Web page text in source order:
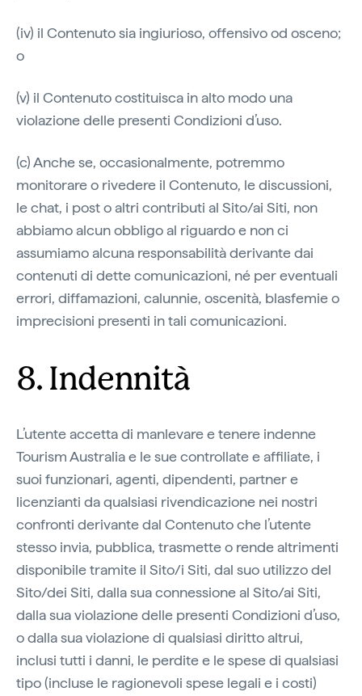
(iv) il Contenuto sia ingiurioso, offensivo od osceno;
o
(v) il Contenuto costituisca in alto modo una
violazione delle presenti Condizioni d’uso.
(c) Anche se, occasionalmente, potremmo
monitorare o rivedere il Contenuto, le discussioni,
le chat, i post o altri contributi al Sito/ai Siti, non
abbiamo alcun obbligo al riguardo e non ci
assumiamo alcuna responsabilità derivante dai
contenuti di dette comunicazioni, né per eventuali
errori, diffamazioni, calunnie, oscenità, blasfemie o
imprecisioni presenti in tali comunicazioni.
8. Indennità
L’utente accetta di manlevare e tenere indenne
Tourism Australia e le sue controllate e affiliate, i
suoi funzionari, agenti, dipendenti, partner e
licenzianti da qualsiasi rivendicazione nei nostri
confronti derivante dal Contenuto che l’utente
stesso invia, pubblica, trasmette o rende altrimenti
disponibile tramite il Sito/i Siti, dal suo utilizzo del
Sito/dei Siti, dalla sua connessione al Sito/ai Siti,
dalla sua violazione delle presenti Condizioni d’uso,
o dalla sua violazione di qualsiasi diritto altrui,
inclusi tutti i danni, le perdite e le spese di qualsiasi
tipo (incluse le ragionevoli spese legali e i costi)